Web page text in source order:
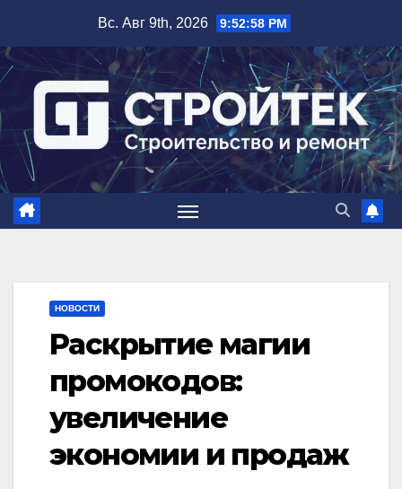
содержимому
Вс. Авг 9th, 2026 9:52:59 PM
НОВОСТИ
Раскрытие магии
промокодов:
увеличение
экономии и продаж